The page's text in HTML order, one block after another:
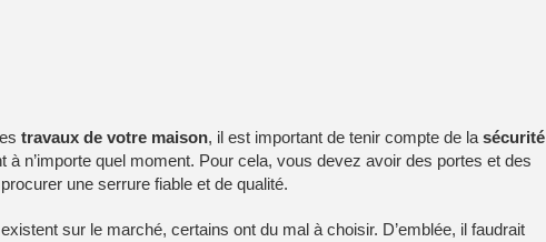
travaux de votre maison, il est important de tenir compte de la sécurité
à n’importe quel moment. Pour cela, vous devez avoir des portes et des
une serrure fiable et de qualité.
sur le marché, certains ont du mal à choisir. D’emblée, il faudrait